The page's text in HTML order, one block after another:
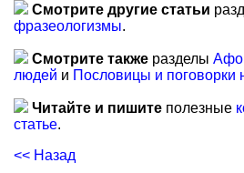
Смотрите другие статьи
фразеологизмы.
Смотрите также разделы
людей и Пословицы и поговорки
Читайте и пишите полезные
статье.
<< Назад